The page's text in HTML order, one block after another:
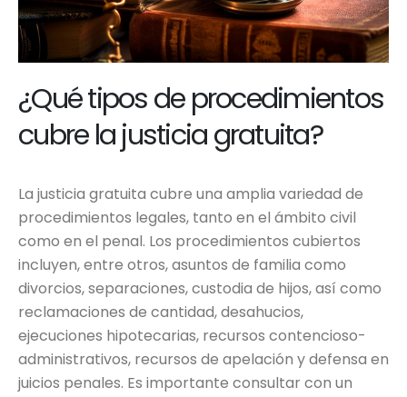
¿Qué tipos de procedimientos
cubre la justicia gratuita?
La justicia gratuita cubre una amplia variedad de
procedimientos legales, tanto en el ámbito civil
como en el penal. Los procedimientos cubiertos
incluyen, entre otros, asuntos de familia como
divorcios, separaciones, custodia de hijos, así como
reclamaciones de cantidad, desahucios,
ejecuciones hipotecarias, recursos contencioso-
administrativos, recursos de apelación y defensa en
juicios penales. Es importante consultar con un